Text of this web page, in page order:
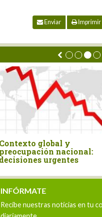
Enviar Imprimir
El Perú en la
problema y la solución
Estado
INFÓRMATE
Recibe nuestras noticias en tu